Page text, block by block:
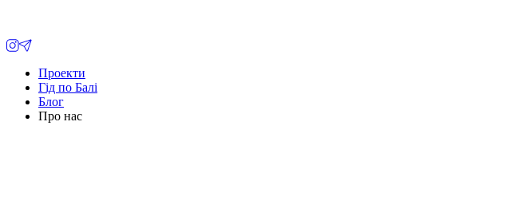
Проекти
Гід по Балі
Блог
Про нас